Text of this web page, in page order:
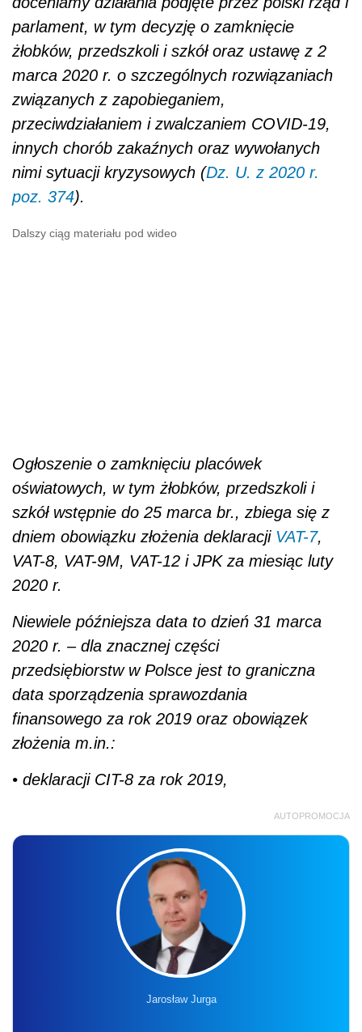
parlament, w tym decyzję o zamknięcie
żłobków, przedszkoli i szkół oraz ustawę z 2
marca 2020 r. o szczególnych rozwiązaniach
związanych z zapobieganiem,
przeciwdziałaniem i zwalczaniem COVID-19,
innych chorób zakaźnych oraz wywołanych
nimi sytuacji kryzysowych (Dz. U. z 2020 r.
poz. 374).
Dalszy ciąg materiału pod wideo
Ogłoszenie o zamknięciu placówek
oświatowych, w tym żłobków, przedszkoli i
szkół wstępnie do 25 marca br., zbiega się z
dniem obowiązku złożenia deklaracji VAT-7,
VAT-8, VAT-9M, VAT-12 i JPK za miesiąc luty
2020 r.
Niewiele późniejsza data to dzień 31 marca
2020 r. – dla znacznej części
przedsiębiorstw w Polsce jest to graniczna
data sporządzenia sprawozdania
finansowego za rok 2019 oraz obowiązek
złożenia m.in.:
• deklaracji CIT-8 za rok 2019,
AUTOPROMOCJA
Jarosław Jurga